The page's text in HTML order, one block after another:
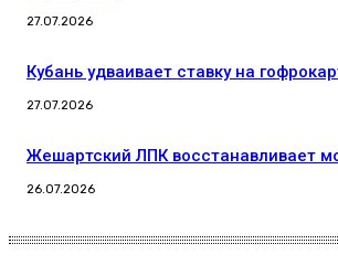
27.07.2026
Кубань удваивает ставку на
27.07.2026
Жешартский ЛПК восстанавливает
26.07.2026